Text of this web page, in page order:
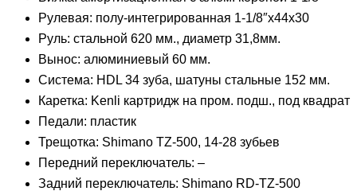
Рулевая: полу-интегрированная 1-1/8″х44х30
Руль: стальной 620 мм., диаметр 31,8мм.
Вынос: алюминиевый 60 мм.
Система: HDL 34 зуба, шатуны стальные 152 мм.
Каретка: Kenli картридж на пром. подш., под квадрат
Педали: пластик
Трещотка: Shimano TZ-500, 14-28 зубьев
Передний переключатель: –
Задний переключатель: Shimano RD-TZ-500